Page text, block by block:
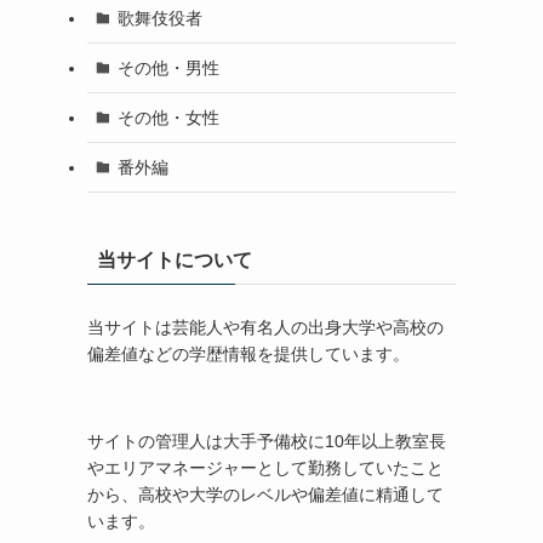
歌舞伎役者
その他・男性
その他・女性
番外編
当サイトについて
当サイトは芸能人や有名人の出身大学や高校の
偏差値などの学歴情報を提供しています。
サイトの管理人は大手予備校に10年以上教室長
やエリアマネージャーとして勤務していたこと
から、高校や大学のレベルや偏差値に精通して
います。